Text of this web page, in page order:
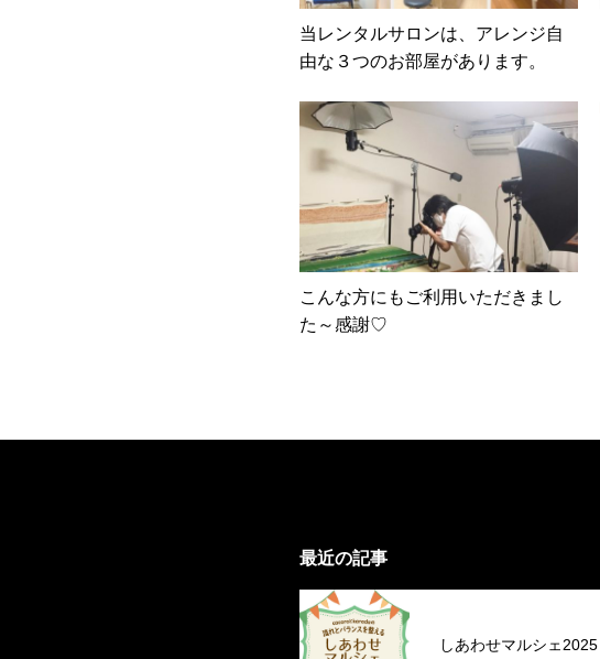
当レンタルサロンは、アレンジ自
由な３つのお部屋があります。
こんな方にもご利用いただきまし
た～感謝♡
最近の記事
しあわせマルシェ2025